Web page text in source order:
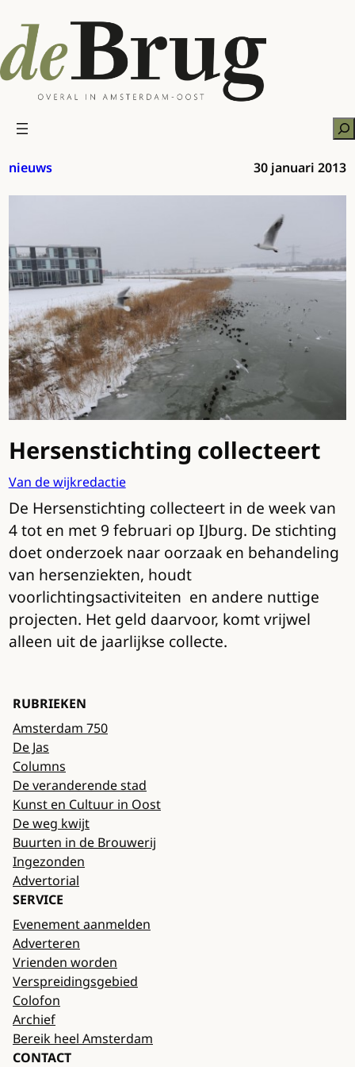
naar
de
inhoud
nieuws 30 januari 2013
Hersenstichting collecteert
Van de wijkredactie
De Hersenstichting collecteert in de week van
4 tot en met 9 februari op IJburg. De stichting
doet onderzoek naar oorzaak en behandeling
van hersenziekten, houdt
voorlichtingsactiviteiten en andere nuttige
projecten. Het geld daarvoor, komt vrijwel
alleen uit de jaarlijkse collecte.
RUBRIEKEN
Amsterdam 750
De Jas
Columns
De veranderende stad
Kunst en Cultuur in Oost
De weg kwijt
Buurten in de Brouwerij
Ingezonden
Advertorial
SERVICE
Evenement aanmelden
Adverteren
Vrienden worden
Verspreidingsgebied
Colofon
Archief
Bereik heel Amsterdam
CONTACT